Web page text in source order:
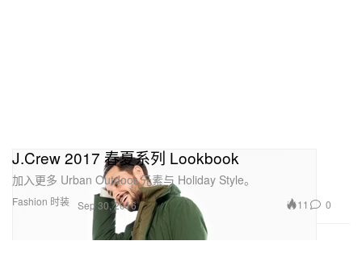
Fashion 时装
J.Crew 2017 春夏系列 Lookbook
加入更多 Urban Outdoor 元素与 Holiday Style。
Sep 30, 2016 11 0